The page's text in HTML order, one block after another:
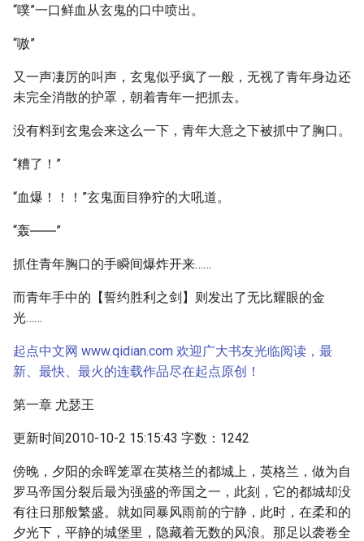
“噗”一口鲜血从玄鬼的口中喷出。
“嗷”
又一声凄厉的叫声，玄鬼似乎疯了一般，无视了青年身边还
未完全消散的护罩，朝着青年一把抓去。
没有料到玄鬼会来这么一下，青年大意之下被抓中了胸口。
“糟了！”
“血爆！！！”玄鬼面目狰狞的大吼道。
“轰――”
抓住青年胸口的手瞬间爆炸开来……
而青年手中的【誓约胜利之剑】则发出了无比耀眼的金
光……
起点中文网 www.qidian.com 欢迎广大书友光临阅读，最
新、最快、最火的连载作品尽在起点原创！
第一章 尤瑟王
更新时间2010-10-2 15:15:43 字数：1242
傍晚，夕阳的余晖笼罩在英格兰的都城上，英格兰，做为自
罗马帝国分裂后最为强盛的帝国之一，此刻，它的都城却没
有往日那般繁盛。就如同暴风雨前的宁静，此时，在柔和的
夕光下，平静的城堡里，隐藏着无数的风浪。那足以袭卷全